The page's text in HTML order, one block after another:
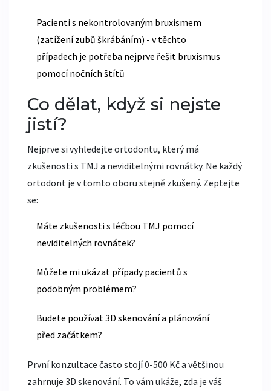
Pacienti s nekontrolovaným bruxismem
(zatížení zubů škrábáním) - v těchto
případech je potřeba nejprve řešit bruxismus
pomocí nočních štítů
Co dělat, když si nejste
jistí?
Nejprve si vyhledejte ortodontu, který má
zkušenosti s TMJ a neviditelnými rovnátky. Ne každý
ortodont je v tomto oboru stejně zkušený. Zeptejte
se:
Máte zkušenosti s léčbou TMJ pomocí
neviditelných rovnátek?
Můžete mi ukázat případy pacientů s
podobným problémem?
Budete používat 3D skenování a plánování
před začátkem?
První konzultace často stojí 0-500 Kč a většinou
zahrnuje 3D skenování. To vám ukáže, zda je váš